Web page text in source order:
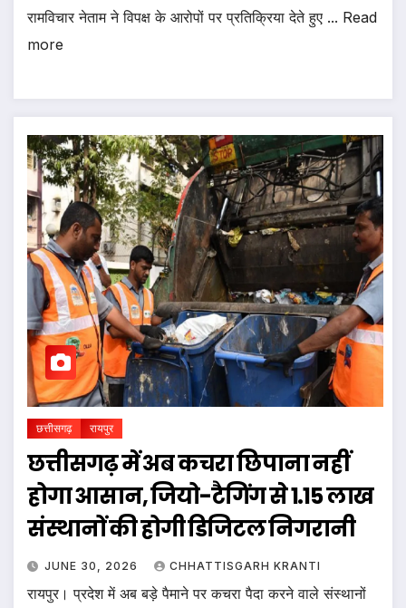
रामविचार नेताम ने विपक्ष के आरोपों पर प्रतिक्रिया देते हुए ... Read
more
छत्तीसगढ़ रायपुर
छत्तीसगढ़ में अब कचरा छिपाना नहीं
होगा आसान, जियो-टैगिंग से 1.15 लाख
संस्थानों की होगी डिजिटल निगरानी
JUNE 30, 2026 CHHATTISGARH KRANTI
रायपुर। प्रदेश में अब बड़े पैमाने पर कचरा पैदा करने वाले संस्थानों